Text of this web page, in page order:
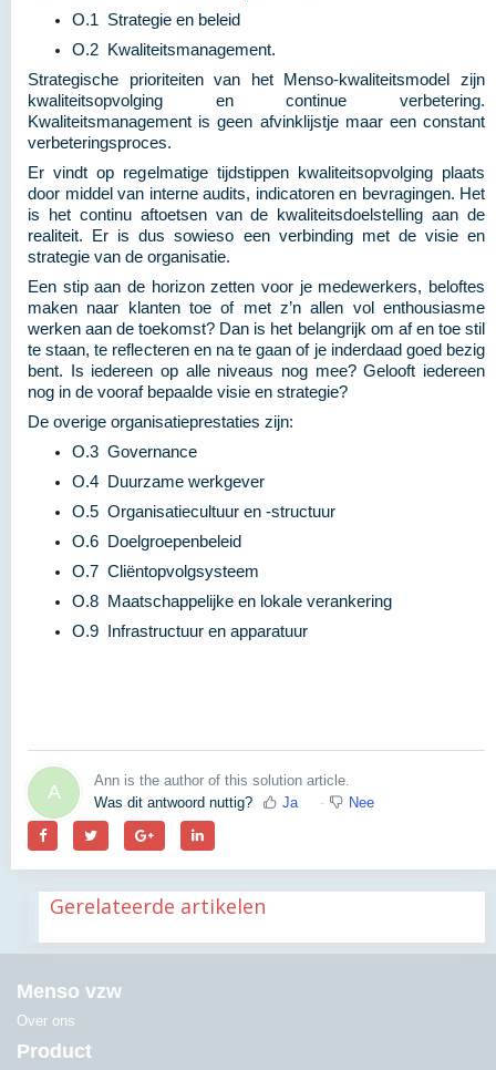
O.1 Strategie en beleid
O.2 Kwaliteitsmanagement.
Strategische prioriteiten van het Menso-kwaliteitsmodel zijn
kwaliteitsopvolging en continue verbetering.
Kwaliteitsmanagement is geen afvinklijstje maar een constant
verbeteringsproces.
Er vindt op regelmatige tijdstippen kwaliteitsopvolging plaats
door middel van interne audits, indicatoren en bevragingen. Het
is het continu aftoetsen van de kwaliteitsdoelstelling aan de
realiteit. Er is dus sowieso een verbinding met de visie en
strategie van de organisatie.
Een stip aan de horizon zetten voor je medewerkers, beloftes
maken naar klanten toe of met z’n allen vol enthousiasme
werken aan de toekomst? Dan is het belangrijk om af en toe stil
te staan, te reflecteren en na te gaan of je inderdaad goed bezig
bent. Is iedereen op alle niveaus nog mee? Gelooft iedereen
nog in de vooraf bepaalde visie en strategie?
De overige organisatieprestaties zijn:
O.3 Governance
O.4 Duurzame werkgever
O.5 Organisatiecultuur en -structuur
O.6 Doelgroepenbeleid
O.7 Cliëntopvolgsysteem
O.8 Maatschappelijke en lokale verankering
O.9 Infrastructuur en apparatuur
A
Ann is the author of this solution article.
Was dit antwoord nuttig?
Ja Nee
Gerelateerde artikelen
Menso vzw
Over ons
Product